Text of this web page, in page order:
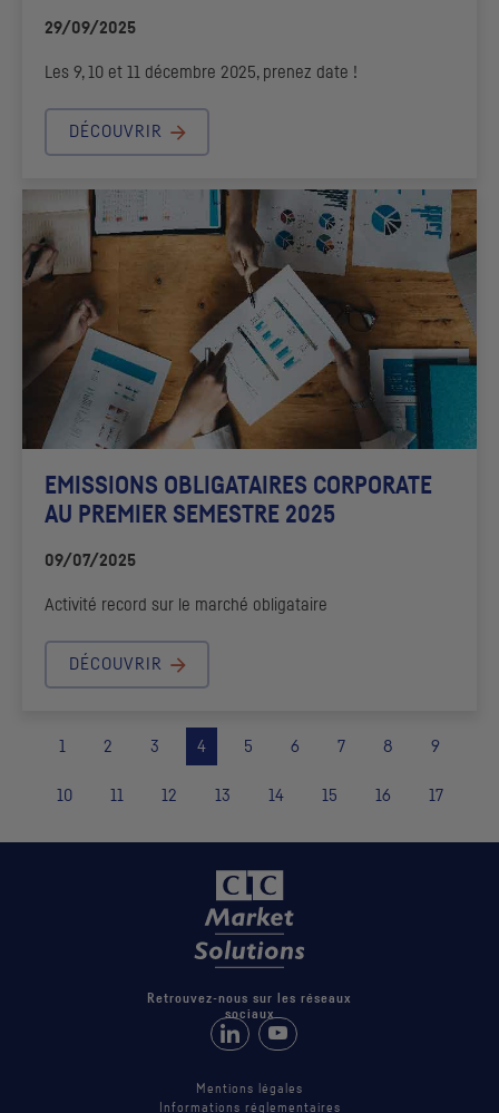
29/09/2025
Les 9, 10 et 11 décembre 2025, prenez date !
DÉCOUVRIR
EMISSIONS OBLIGATAIRES CORPORATE
AU PREMIER SEMESTRE 2025
09/07/2025
Activité record sur le marché obligataire
DÉCOUVRIR
1 2 3 4 5 6 7 8 9
10 11 12 13 14 15 16 17
Retrouvez-nous sur les réseaux
sociaux
Retrouvez-nous sur LinkedIn
Suivez-nous sur Youtube
Mentions légales
Informations réglementaires